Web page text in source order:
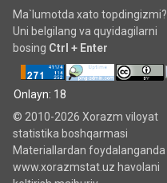
Ma`lumotda xato topdingizmi?
Uni belgilang va quyidagilarni
bosing Ctrl + Enter
Onlayn: 18
© 2010-2026 Xorazm viloyat
statistika boshqarmasi
Materiallardan foydalanganda
www.xorazmstat.uz havolani